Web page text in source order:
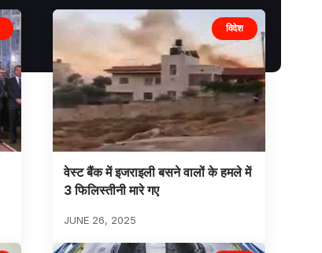
विदेश
वेस्ट बैंक में इजराइली बसने वालों के हमले में
3 फिलिस्तीनी मारे गए
JUNE 26, 2025